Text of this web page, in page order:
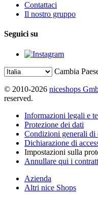
Contattaci
Il nostro gruppo
Seguici su
Cambia
© 2010-2026 niceshops
reserved.
Informazioni legali e
Protezione dei dati
Condizioni generali di
Dichiarazione di
Impostazioni sulla
Annullare qui i
Azienda
Altri nice Shops